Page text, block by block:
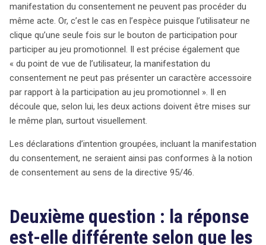
manifestation du consentement ne peuvent pas procéder du
même acte. Or, c’est le cas en l’espèce puisque l’utilisateur ne
clique qu’une seule fois sur le bouton de participation pour
participer au jeu promotionnel. Il est précise également que
« du point de vue de l’utilisateur, la manifestation du
consentement ne peut pas présenter un caractère accessoire
par rapport à la participation au jeu promotionnel ». Il en
découle que, selon lui, les deux actions doivent être mises sur
le même plan, surtout visuellement.
Les déclarations d’intention groupées, incluant la manifestation
du consentement, ne seraient ainsi pas conformes à la notion
de consentement au sens de la directive 95/46.
Deuxième question : la réponse
est-elle différente selon que les